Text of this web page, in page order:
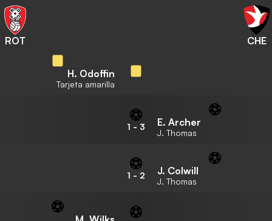
ROT CHE
H. Odoffin
Tarjeta amarilla
1 - 3 E. Archer
J. Thomas
1 - 2 J. Colwill
J. Thomas